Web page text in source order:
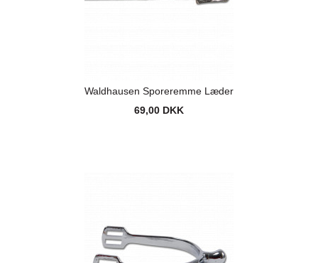
Waldhausen Sporeremme Læder
69,00 DKK